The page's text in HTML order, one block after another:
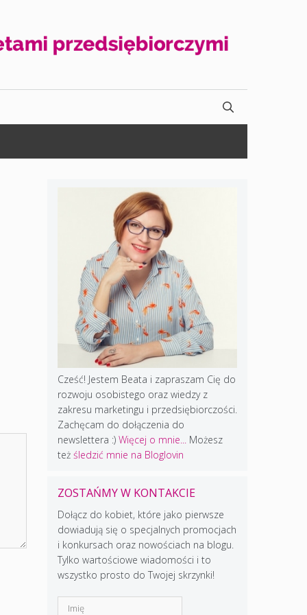
Cześć! Jestem Beata i zapraszam Cię do
rozwoju osobistego oraz wiedzy z
zakresu marketingu i przedsiębiorczości.
Zachęcam do dołączenia do
newslettera :) Więcej o mnie...
Możesz
też śledzić mnie na Bloglovin
ZOSTAŃMY W KONTAKCIE
Dołącz do kobiet, które jako pierwsze
dowiadują się o specjalnych promocjach
i konkursach oraz nowościach na blogu.
Tylko wartościowe wiadomości i to
wszystko prosto do Twojej skrzynki!